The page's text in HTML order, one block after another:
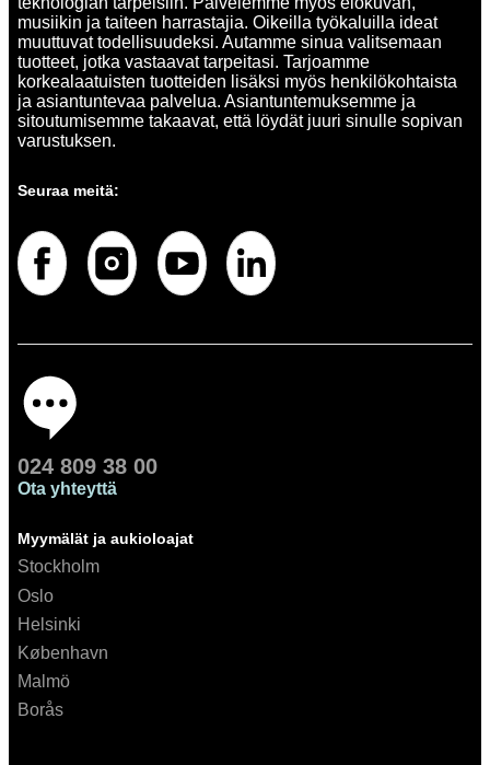
musiikin ja taiteen harrastajia. Oikeilla työkaluilla ideat
muuttuvat todellisuudeksi. Autamme sinua valitsemaan
tuotteet, jotka vastaavat tarpeitasi. Tarjoamme
korkealaatuisten tuotteiden lisäksi myös henkilökohtaista
ja asiantuntevaa palvelua. Asiantuntemuksemme ja
sitoutumisemme takaavat, että löydät juuri sinulle sopivan
varustuksen.
Seuraa meitä:
024 809 38 00
Ota yhteyttä
Myymälät ja aukioloajat
Stockholm
Oslo
Helsinki
København
Malmö
Borås